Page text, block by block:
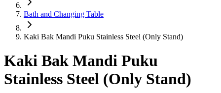
Bath and Changing Table
Kaki Bak Mandi Puku Stainless Steel (Only Stand)
Kaki Bak Mandi Puku
Stainless Steel (Only Stand)